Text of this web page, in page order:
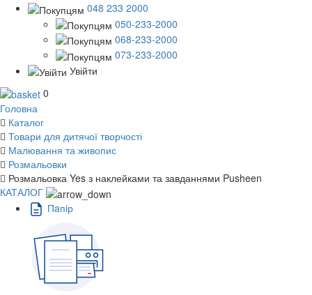
048 233 2000
050-233-2000
068-233-2000
073-233-2000
Увійти
0
Головна
Каталог
Товари для дитячої творчості
Малювання та живопис
Розмальовки
Розмальовка Yes з наклейками та завданнями Pusheen
КАТАЛОГ
Пaпiр